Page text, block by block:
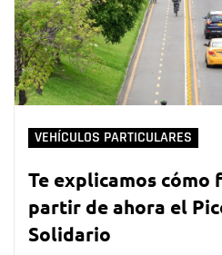
VEHÍCULOS PARTICULARES
Te explicamos cómo
partir de ahora el
Solidario